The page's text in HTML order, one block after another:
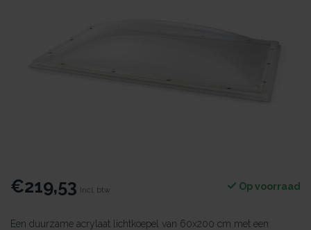
€219,53 Incl. btw Op voorraad
Een duurzame acrylaat lichtkoepel van 60x200 cm met een